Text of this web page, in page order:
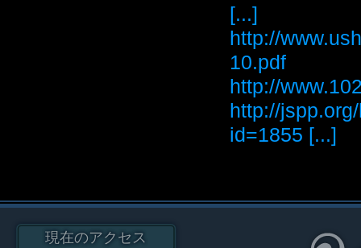
[...]
http://
10.pdf
http://
http://
id=1855 [...]
現在のアクセス